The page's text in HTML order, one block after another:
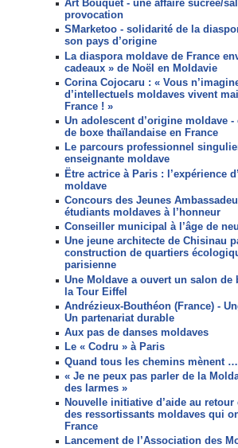
Art Bouquet - une affaire sucrée/
provocation
SMarketoo - solidarité de la
son pays d’origine
La diaspora moldave de France
cadeaux » de Noël en Moldavie
Corina Cojocaru : « Vous
d’intellectuels moldaves vivent
France ! »
Un adolescent d’origine moldave
de boxe thaïlandaise en France
Le parcours professionnel
enseignante moldave
Ëtre actrice à Paris : l’expérience
moldave
Concours des Jeunes
étudiants moldaves à l’honneur
Conseiller municipal à l’âge de
Une jeune architecte de Chisinau
construction de quartiers
parisienne
Une Moldave a ouvert un salon de
la Tour Eiffel
Andrézieux-Bouthéon (France) -
Un partenariat durable
Aux pas de danses moldaves
Le « Codru » à Paris
Quand tous les chemins mènent
« Je ne peux pas parler de la
des larmes »
Nouvelle initiative d’aide au
des ressortissants moldaves qui
France
Lancement de l’Association des